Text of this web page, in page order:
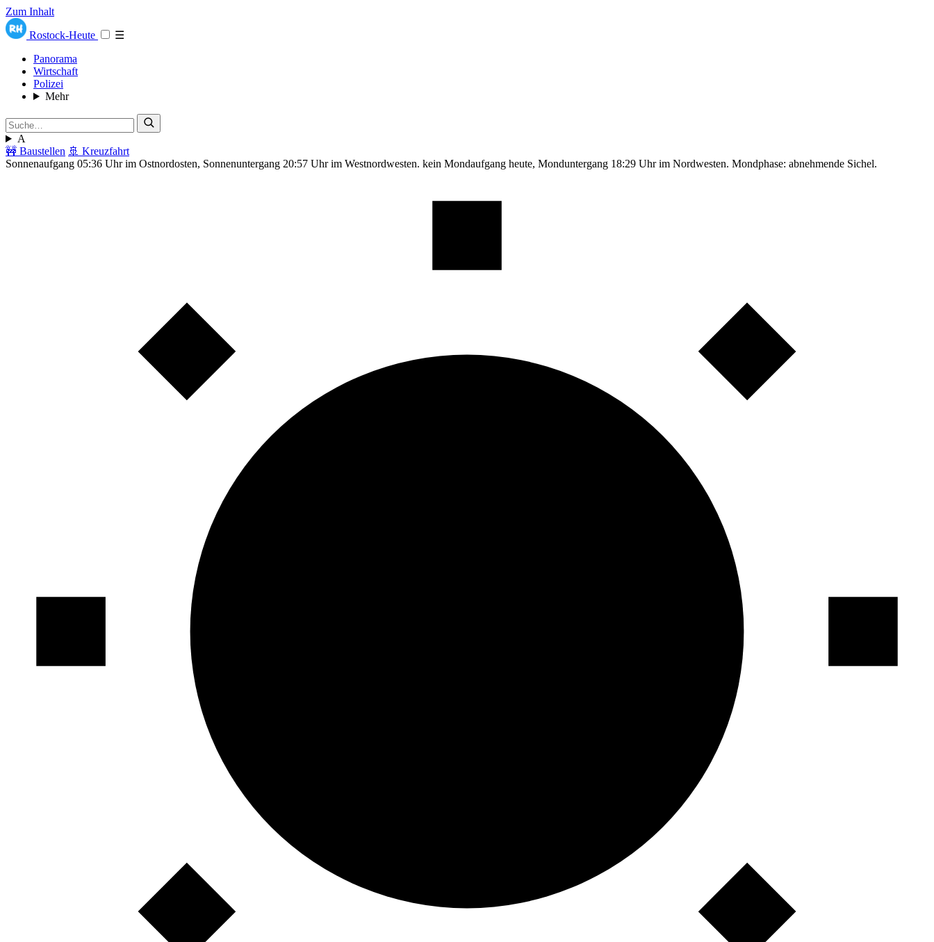
Zum Inhalt
Rostock-Heute
☰
Panorama
Wirtschaft
Polizei
Mehr
A
🚧 Baustellen 🚢 Kreuzfahrt
Sonnenaufgang 05:36 Uhr im Ostnordosten, Sonnenuntergang 20:57 Uhr im Westnordwesten. kein Mondaufgang heute, Monduntergang 18:29 Uhr im Nordwesten. Mondphase: abnehmende Sichel.